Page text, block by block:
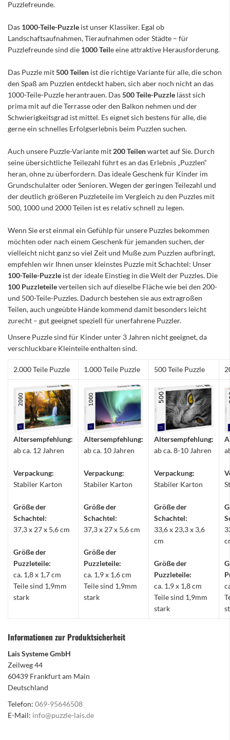
Puzzlefreunde.
Das 1000-Teile-Puzzle ist unser Klassiker. Egal ob
Landschaftsaufnahmen, Tieraufnahmen oder Städte – für
Puzzlefreunde sind die 1000 Teile eine attraktive Herausforderung.
Das Puzzle mit500 Teilen ist die richtige Variante für alle, die schon
den Spaß am Puzzlen entdeckt haben, sich aber noch nicht an das
1000-Teile-Puzzle herantrauen. Das500 Teile-Puzzle lässt sich
prima mit auf die Terrasse oder den Balkon nehmen und der
Schwierigkeitsgrad ist mittel. Es eignet sich bestens für alle, die
gerne ein schnelles Erfolgserlebnis beim Puzzlen suchen.
Auch unsere Puzzle-Variante mit 200 Teilenwartet auf Sie. Durch
seine übersichtliche Teilezahl führt es an das Erlebnis „Puzzlen“
heran, ohne zu überfordern. Das ideale Geschenk für Kinder im
Grundschulalter oder Senioren. Wegen der geringen Teilezahl und
der deutlich größeren Puzzleteile im Vergleich zu den Puzzles mit
500, 1000 und 2000 Teilen ist es relativ schnell zu legen.
Wenn Sie erst einmal ein Gefühlp für unsere Puzzles bekommen
möchten oder nach einem Geschenk für jemanden suchen, der
vielleicht nicht ganz so viel Zeit und Muße zum Puzzlen aufbringt,
empfehlen wir Ihnen unser kleinstes Puzzle mit Schachtel: Unser
100-Teile-Puzzle ist der ideale Einstieg in die Welt der Puzzles. Die
100 Puzzleteileverteilen sich auf dieselbe Fläche wie bei den 200-
und 500-Teile-Puzzles. Dadurch bestehen sie aus extragroßen
Teilen, auch ungeübte Hände kommend damit besonders leicht
zurecht – gut geeignet speziell für unerfahrene Puzzler.
Unsere Puzzle sind für Kinder unter 3 Jahren nicht geeignet, da
verschluckbare Kleinteile enthalten sind.
2.000 Teile Puzzle 1.000 Teile Puzzle 500 Teile Puzzle
Altersempfehlung:
ab ca. 12 Jahren
Verpackung:
Stabiler Karton
Größe der
Schachtel:
37,3 x 27 x 5,6 cm
Größe der
Puzzleteile:
ca. 1,8 x 1,7 cm
Teile sind 1,9mm
stark
Altersempfehlung:
ab ca. 10 Jahren
Verpackung:
Stabiler Karton
Größe der
Schachtel:
37,3 x 27 x 5,6 cm
Größe der
Puzzleteile:
ca. 1,9 x 1,6 cm
Teile sind 1,9mm
stark
Altersempfehlung:
ab ca. 8-10 Jahren
Verpackung:
Stabiler Karton
Größe der
Schachtel:
33,6 x 23,3 x 3,6
cm
Größe der
Puzzleteile:
ca. 1,9 x 1,8 cm
Teile sind 1,9mm
stark
Informationen zur Produktsicherheit
Lais Systeme GmbH
Zeilweg 44
60439 Frankfurt am Main
Deutschland
Telefon: 069-95646508
E-Mail: info@puzzle-lais.de